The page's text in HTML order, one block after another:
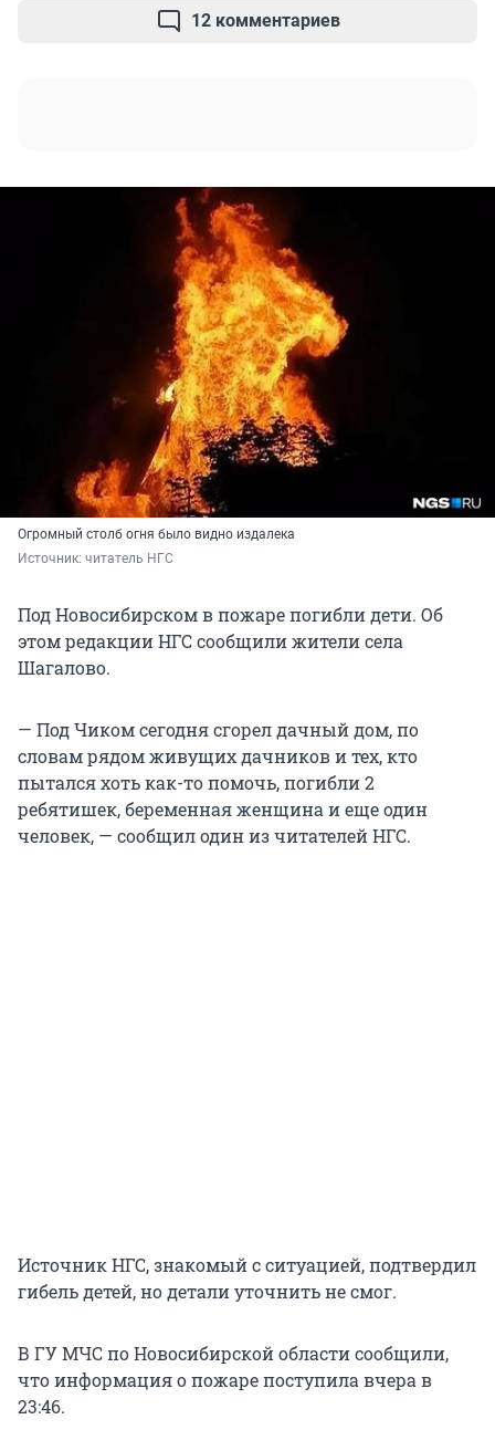
12 комментариев
Огромный столб огня было видно издалека
Источник: читатель НГС
Под Новосибирском в пожаре погибли дети. Об
этом редакции НГС сообщили жители села
Шагалово.
— Под Чиком сегодня сгорел дачный дом, по
словам рядом живущих дачников и тех, кто
пытался хоть как-то помочь, погибли 2
ребятишек, беременная женщина и еще один
человек, — сообщил один из читателей НГС.
Источник НГС, знакомый с ситуацией, подтвердил
гибель детей, но детали уточнить не смог.
В ГУ МЧС по Новосибирской области сообщили,
что информация о пожаре поступила вчера в
23:46.